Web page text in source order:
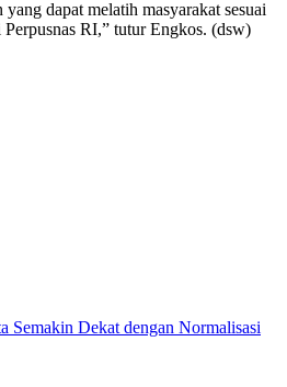
dapat melatih masyarakat sesuai
RI,” tutur Engkos. (dsw)
Semakin Dekat dengan Normalisasi